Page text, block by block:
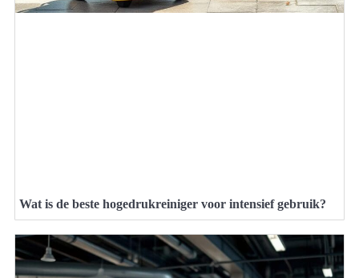
Wat is de beste hogedrukreiniger voor intensief gebruik?